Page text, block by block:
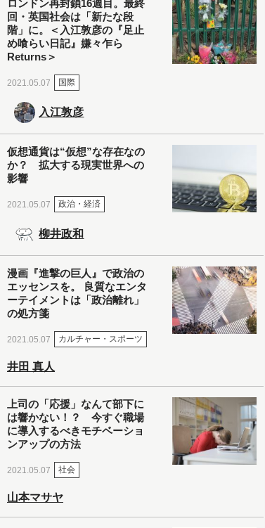
ロンドン再封鎖16週目。最終
回・英国社会は「新たな段
階」に。＜入江敦彦の『足止
め喰らい日記』嫌々乍ら
Returns＞
2021.05.07 国際
入江敦彦
仮想通貨は“仮想”な存在なの
か？ 拡大する現実世界への
影響
2021.05.07 政治・経済
柳井政和
漫画『進撃の巨人』で政治の
エッセンスを。 良質なエンタ
ーテイメントは「政治離れ」
の処方箋
2021.05.07 カルチャー・スポーツ
井田 真人
上司の「応援」なんて部下に
は響かない！？ 今すぐ職場
に導入するべきモチベーショ
ンアップの方法
2021.05.07 社会
山本マサヤ